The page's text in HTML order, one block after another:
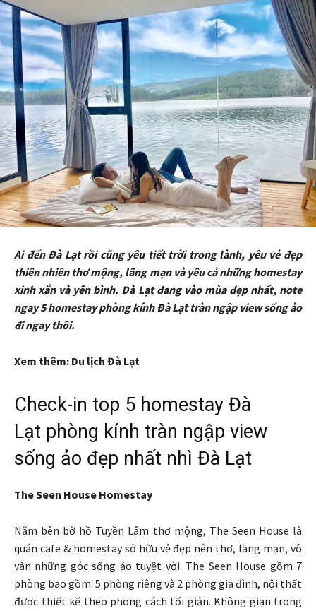
Ai đến Đà Lạt rồi cũng yêu tiết trời trong lành, yêu vẻ đẹp
thiên nhiên thơ mộng, lãng mạn và yêu cả những homestay
xinh xắn và yên bình. Đà Lạt đang vào mùa đẹp nhất, note
ngay 5 homestay phòng kính Đà Lạt tràn ngập view sống ảo
đi ngay thôi.
Xem thêm: Du lịch Đà Lạt
Check-in top 5 homestay Đà
Lạt phòng kính tràn ngập view
sống ảo đẹp nhất nhì Đà Lạt
The Seen House Homestay
Nằm bên bờ hồ Tuyền Lâm thơ mộng, The Seen House là
quán cafe & homestay sở hữu vẻ đẹp nên thơ, lãng mạn, vô
vàn những góc sống ảo tuyệt vời. The Seen House gồm 7
phòng bao gồm: 5 phòng riêng và 2 phòng gia đình, nội thất
được thiết kế theo phong cách tối giản. Không gian trong